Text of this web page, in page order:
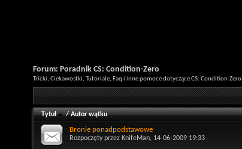
Forum: Poradnik CS: Condition-Zero
Tricki, Ciekawostki, Tutoriale, Faq i inne pomoce dotyczące CS: Condition-Zero
Tytuł /Autor wątku
Bronie ponadpodstawowe
Rozpoczęty przez KnifeMan, 14-06-2009 19:33